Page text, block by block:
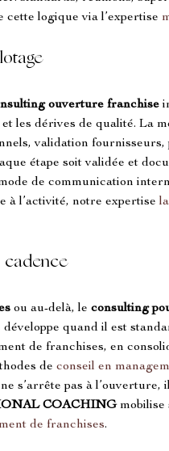
logique via l’expertise
ouverture franchise
les dérives de qualité. La
validation
étape soit validée et
de communication
à l’activité, notre expertise
cadence
ou au-delà, le consulting
quand il est
de franchises, en
de conseil en
s’arrête pas à l’ouverture,
COACHING mobilise
de franchises.